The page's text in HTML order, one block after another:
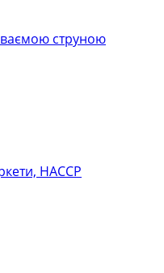
струною
НАССР